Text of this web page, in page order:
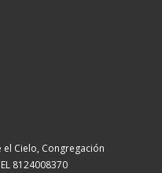
el Cielo, Congregación
8124008370